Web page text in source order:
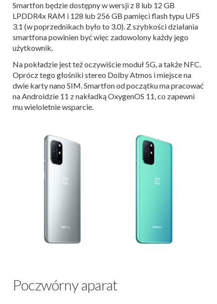
Smartfon będzie dostępny w wersji z 8 lub 12 GB
LPDDR4x RAM i 128 lub 256 GB pamięci flash typu UFS
3.1 (w poprzednikach było to 3.0). Z szybkości działania
smartfona powinien być więc zadowolony każdy jego
użytkownik.
Na pokładzie jest też oczywiście moduł 5G, a także NFC.
Oprócz tego głośniki stereo Dolby Atmos i miejsce na
dwie karty nano SIM. Smartfon od początku ma pracować
na Androidzie 11 z nakładką OxygenOS 11, co zapewni
mu wieloletnie wsparcie.
Poczwórny aparat